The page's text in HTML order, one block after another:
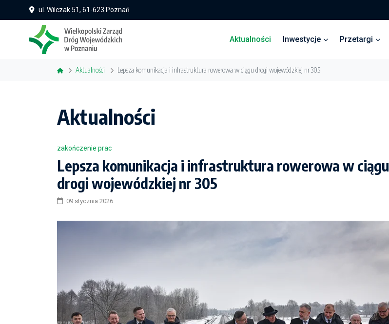
ul. Wilczak 51, 61-623 Poznań
Aktualności Inwestycje Przetargi
Aktualności Lepsza komunikacja i infrastruktura rowerowa w ciągu drogi wojewódzkiej nr 305
Aktualności
zakończenie prac
Lepsza komunikacja i infrastruktura rowerowa w ciągu
drogi wojewódzkiej nr 305
09 stycznia 2026